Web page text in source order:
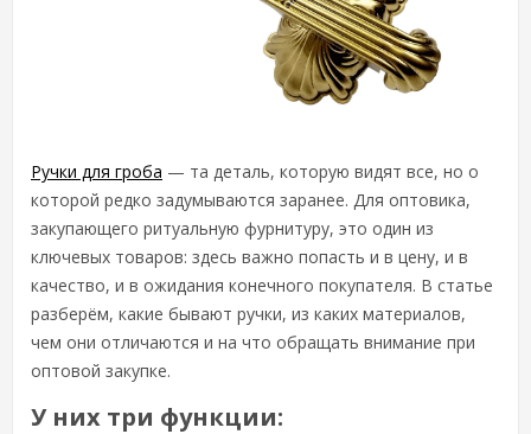
Ручки для гроба — та деталь, которую видят все, но о
которой редко задумываются заранее. Для оптовика,
закупающего ритуальную фурнитуру, это один из
ключевых товаров: здесь важно попасть и в цену, и в
качество, и в ожидания конечного покупателя. В статье
разберём, какие бывают ручки, из каких материалов,
чем они отличаются и на что обращать внимание при
оптовой закупке.
У них три функции: